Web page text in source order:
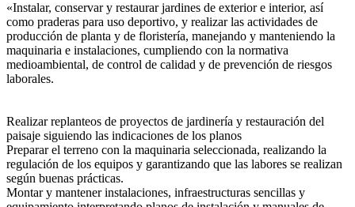
«Instalar, conservar y restaurar jardines de exterior e interior, así
como praderas para uso deportivo, y realizar las actividades de
producción de planta y de floristería, manejando y manteniendo la
maquinaria e instalaciones, cumpliendo con la normativa
medioambiental, de control de calidad y de prevención de riesgos
laborales.
Realizar replanteos de proyectos de jardinería y restauración del
paisaje siguiendo las indicaciones de los planos
Preparar el terreno con la maquinaria seleccionada, realizando la
regulación de los equipos y garantizando que las labores se realizan
según buenas prácticas.
Montar y mantener instalaciones, infraestructuras sencillas y